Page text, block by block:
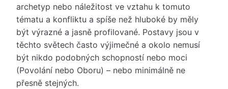
archetyp nebo náležitost ve vztahu k tomuto
tématu a konfliktu a spíše než hluboké by měly
být výrazné a jasně profilované. Postavy jsou v
těchto světech často výjimečné a okolo nemusí
být nikdo podobných schopností nebo moci
(Povolání nebo Oboru) – nebo minimálně ne
přesně stejných.